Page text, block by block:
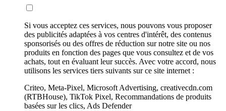
Si vous acceptez ces services, nous pouvons vous proposer
des publicités adaptées à vos centres d'intérêt, des contenus
sponsorisés ou des offres de réduction sur notre site ou nos
produits en fonction des pages que vous consultez et de vos
achats, tout en évaluant leur succès. Avec votre accord, nous
utilisons les services tiers suivants sur ce site internet :
Criteo, Meta-Pixel, Microsoft Advertising, creativecdn.com
(RTBHouse), TikTok Pixel, Recommandations de produits
basées sur les clics, Ads Defender